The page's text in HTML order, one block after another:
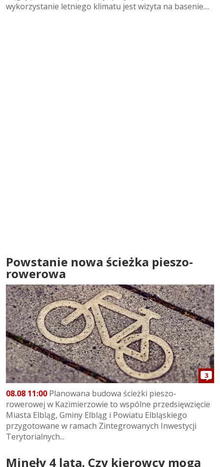
wykorzystanie letniego klimatu jest wizyta na basenie....
Powstanie nowa ścieżka pieszo-
rowerowa
3
08.08 11:00 Planowana budowa ścieżki pieszo-
rowerowej w Kazimierzowie to wspólne przedsięwzięcie
Miasta Elbląg, Gminy Elbląg i Powiatu Elbląskiego
przygotowane w ramach Zintegrowanych Inwestycji
Terytorialnych...
Minęły 4 lata. Czy kierowcy mogą